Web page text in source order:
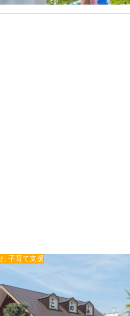
体験保育参
サンプルテキスト。サ
, 子育て支援